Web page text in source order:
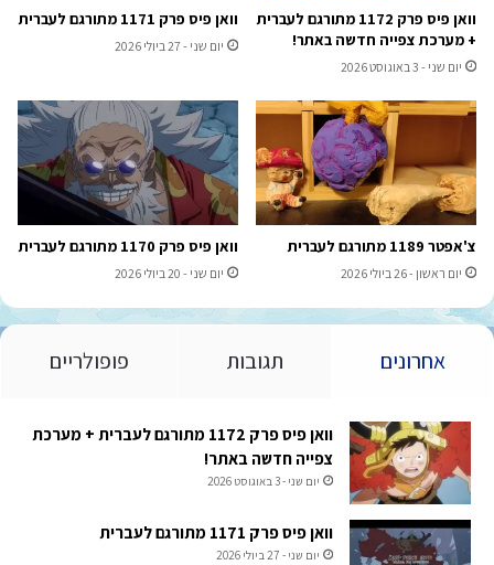
וואן פיס פרק 1172 מתורגם לעברית
+ מערכת צפייה חדשה באתר!
יום שני - 3 באוגוסט 2026
וואן פיס פרק 1171 מתורגם לעברית
יום שני - 27 ביולי 2026
צ'אפטר 1189 מתורגם לעברית
יום ראשון - 26 ביולי 2026
וואן פיס פרק 1170 מתורגם לעברית
יום שני - 20 ביולי 2026
אחרונים תגובות פופולריים
וואן פיס פרק 1172 מתורגם לעברית + מערכת
צפייה חדשה באתר!
יום שני - 3 באוגוסט 2026
וואן פיס פרק 1171 מתורגם לעברית
יום שני - 27 ביולי 2026